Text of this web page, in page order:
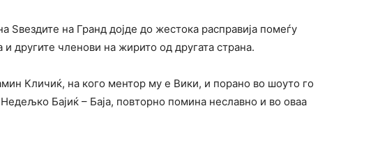
Ѕвездите на Гранд дојде до жестока расправија помеѓу
другите членови на жирито од другата страна.
Кличиќ, на кого ментор му е Вики, и порано во шоуто го
Бајиќ – Баја, повторно помина неславно и во оваа